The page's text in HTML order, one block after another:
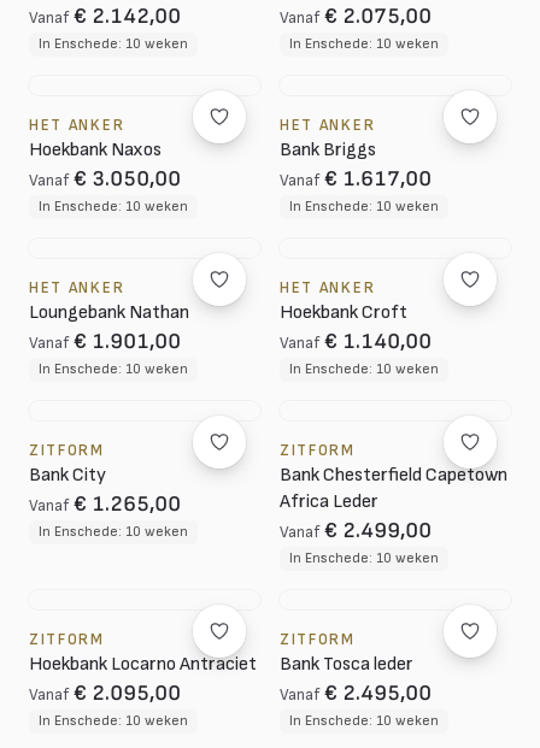
Vanaf € 2.142,00
In Enschede: 10 weken
Vanaf € 2.075,00
In Enschede: 10 weken
HET ANKER
Hoekbank Naxos
Vanaf € 3.050,00
In Enschede: 10 weken
HET ANKER
Bank Briggs
Vanaf € 1.617,00
In Enschede: 10 weken
HET ANKER
Loungebank Nathan
Vanaf € 1.901,00
In Enschede: 10 weken
HET ANKER
Hoekbank Croft
Vanaf € 1.140,00
In Enschede: 10 weken
ZITFORM
Bank City
Vanaf € 1.265,00
In Enschede: 10 weken
ZITFORM
Bank Chesterfield Capetown
Africa Leder
Vanaf € 2.499,00
In Enschede: 10 weken
ZITFORM
Hoekbank Locarno Antraciet
Vanaf € 2.095,00
In Enschede: 10 weken
ZITFORM
Bank Tosca leder
Vanaf € 2.495,00
In Enschede: 10 weken